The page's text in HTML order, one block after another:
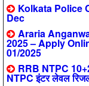
Kolkata Police
Dec
Araria
2025 – Apply
01/2025
RRB NTPC
NTPC इंटर लेवल